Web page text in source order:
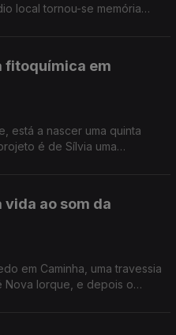
local tornou-se memória
fitoquímica em
está a nascer uma quinta
é de Sílvia uma
vida ao som da
Nova Iorque, e depois o